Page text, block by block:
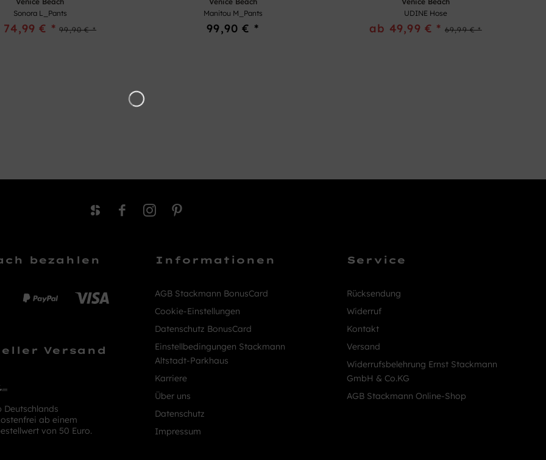
Sonora L_Pants
74,99 € * 99,90 € *
Manitou M_Pants
99,90 € *
UDINE Hose
ab 49,99 € * 69,99 € *
bezahlen
Versand
Deutschlands
ab einem
von 50 Euro.
Informationen
AGB Stackmann BonusCard
Cookie-Einstellungen
Datenschutz BonusCard
Einstellbedingungen Stackmann
Altstadt-Parkhaus
Karriere
Über uns
Datenschutz
Impressum
Service
Rücksendung
Widerruf
Kontakt
Versand
Widerrufsbelehrung Ernst Stackmann
GmbH & Co.KG
AGB Stackmann Online-Shop